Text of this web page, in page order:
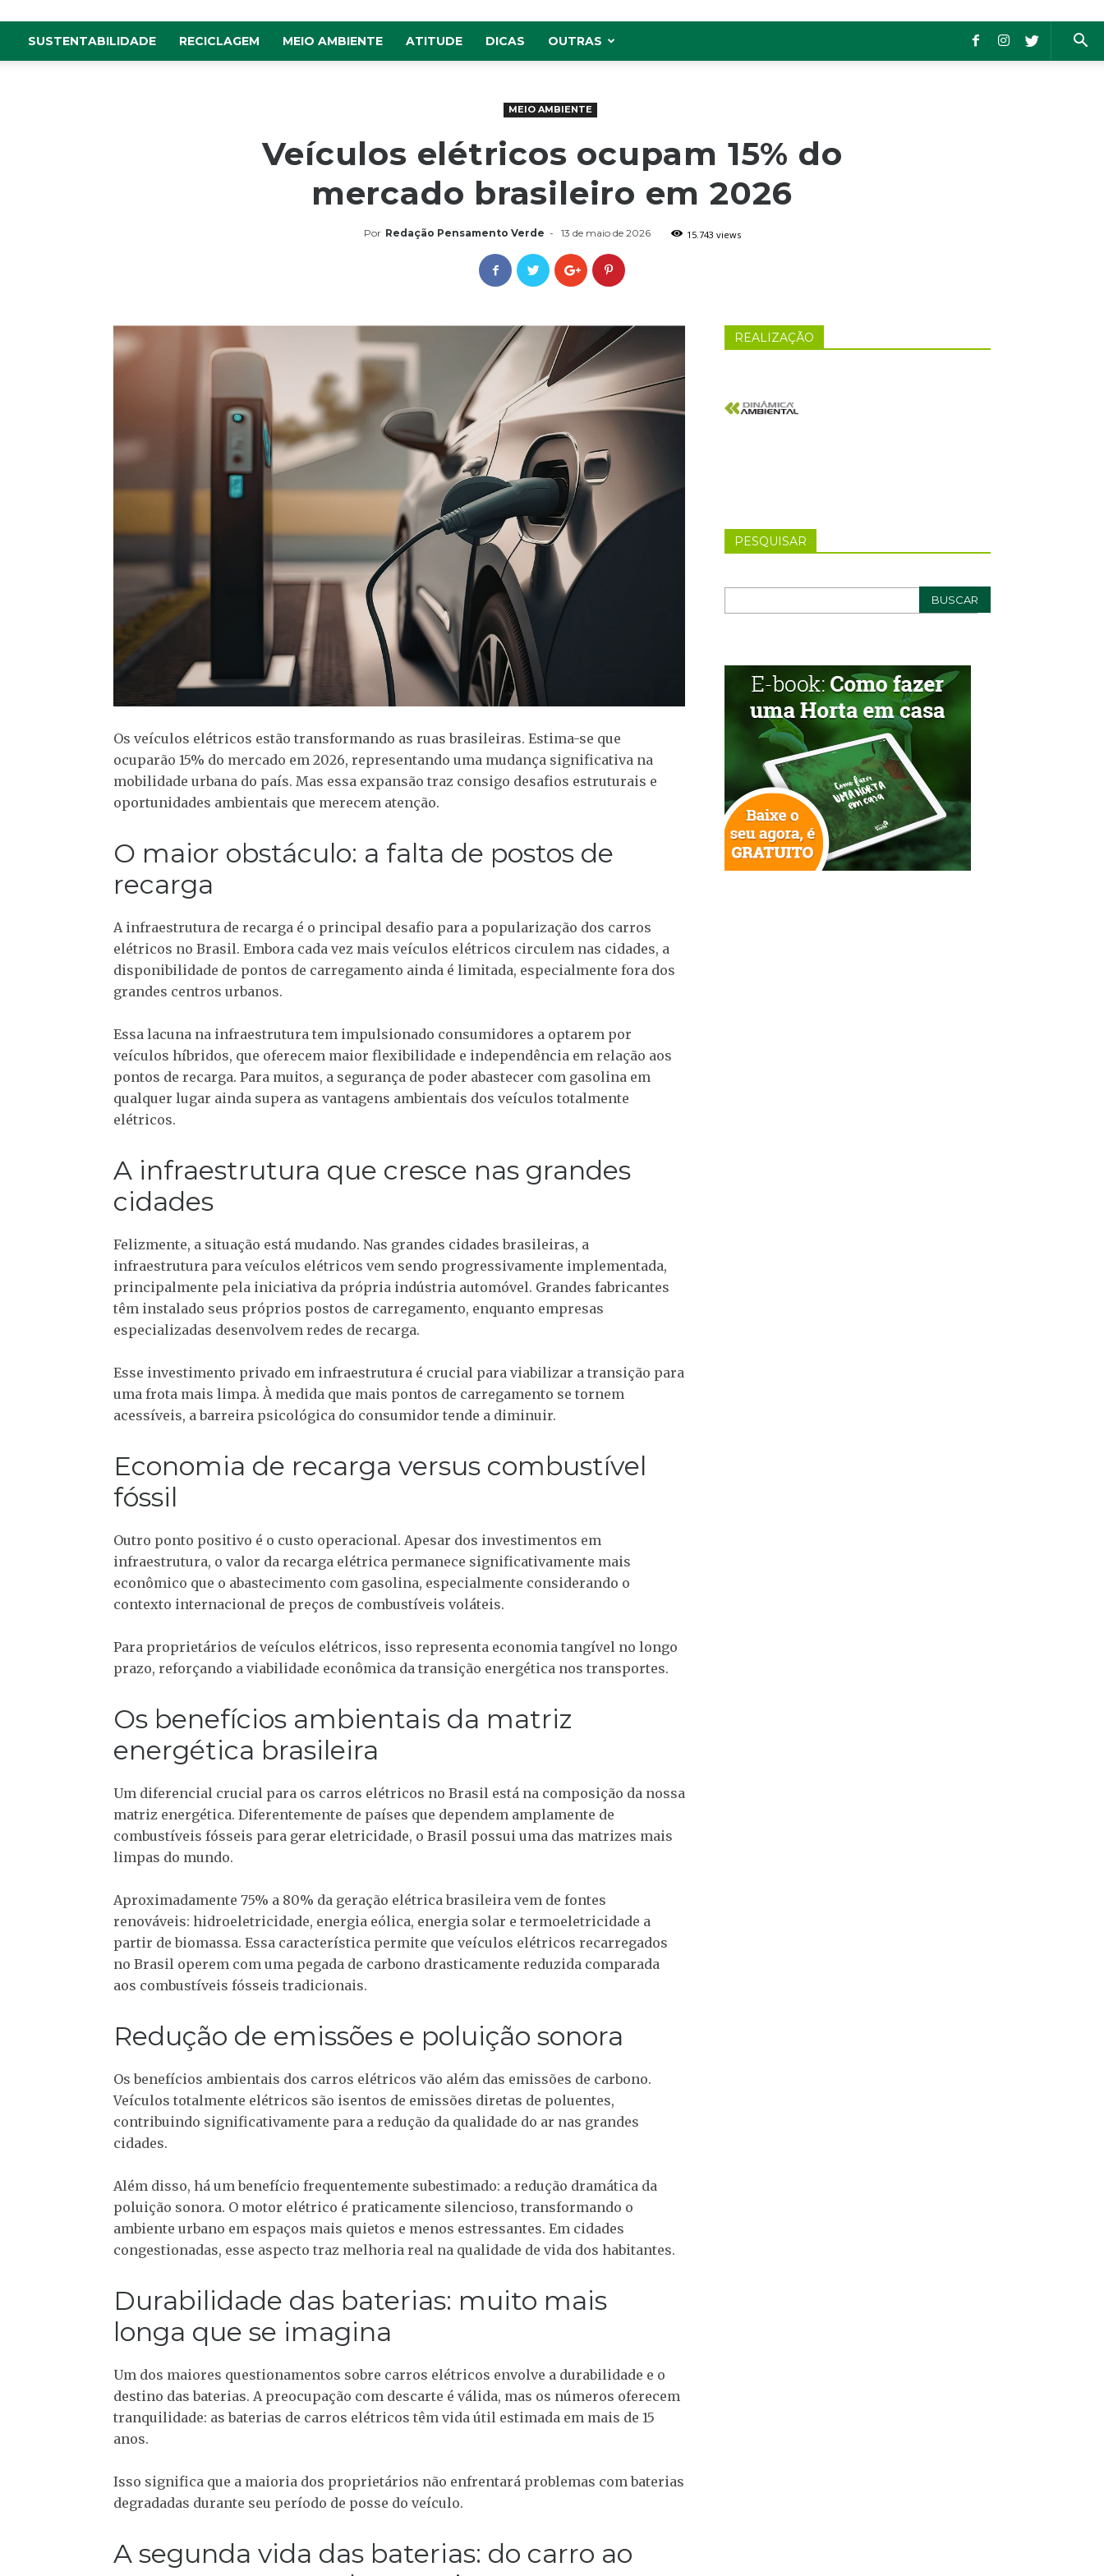
SUSTENTABILIDADE RECICLAGEM MEIO AMBIENTE ATITUDE DICAS OUTRAS
MEIO AMBIENTE
Veículos elétricos ocupam 15% do
mercado brasileiro em 2026
Por Redação Pensamento Verde - 13 de maio de 2026 15.743 views
Os veículos elétricos estão transformando as ruas brasileiras. Estima-se que
ocuparão 15% do mercado em 2026, representando uma mudança significativa na
mobilidade urbana do país. Mas essa expansão traz consigo desafios estruturais e
oportunidades ambientais que merecem atenção.
O maior obstáculo: a falta de postos de
recarga
A infraestrutura de recarga é o principal desafio para a popularização dos carros
elétricos no Brasil. Embora cada vez mais veículos elétricos circulem nas cidades, a
disponibilidade de pontos de carregamento ainda é limitada, especialmente fora dos
grandes centros urbanos.
Essa lacuna na infraestrutura tem impulsionado consumidores a optarem por
veículos híbridos, que oferecem maior flexibilidade e independência em relação aos
pontos de recarga. Para muitos, a segurança de poder abastecer com gasolina em
qualquer lugar ainda supera as vantagens ambientais dos veículos totalmente
elétricos.
A infraestrutura que cresce nas grandes
cidades
Felizmente, a situação está mudando. Nas grandes cidades brasileiras, a
infraestrutura para veículos elétricos vem sendo progressivamente implementada,
principalmente pela iniciativa da própria indústria automóvel. Grandes fabricantes
têm instalado seus próprios postos de carregamento, enquanto empresas
especializadas desenvolvem redes de recarga.
Esse investimento privado em infraestrutura é crucial para viabilizar a transição para
uma frota mais limpa. À medida que mais pontos de carregamento se tornem
acessíveis, a barreira psicológica do consumidor tende a diminuir.
Economia de recarga versus combustível
fóssil
Outro ponto positivo é o custo operacional. Apesar dos investimentos em
infraestrutura, o valor da recarga elétrica permanece significativamente mais
econômico que o abastecimento com gasolina, especialmente considerando o
contexto internacional de preços de combustíveis voláteis.
Para proprietários de veículos elétricos, isso representa economia tangível no longo
prazo, reforçando a viabilidade econômica da transição energética nos transportes.
Os benefícios ambientais da matriz
energética brasileira
Um diferencial crucial para os carros elétricos no Brasil está na composição da nossa
matriz energética. Diferentemente de países que dependem amplamente de
combustíveis fósseis para gerar eletricidade, o Brasil possui uma das matrizes mais
limpas do mundo.
Aproximadamente 75% a 80% da geração elétrica brasileira vem de fontes
renováveis: hidroeletricidade, energia eólica, energia solar e termoeletricidade a
partir de biomassa. Essa característica permite que veículos elétricos recarregados
no Brasil operem com uma pegada de carbono drasticamente reduzida comparada
aos combustíveis fósseis tradicionais.
Redução de emissões e poluição sonora
Os benefícios ambientais dos carros elétricos vão além das emissões de carbono.
Veículos totalmente elétricos são isentos de emissões diretas de poluentes,
contribuindo significativamente para a redução da qualidade do ar nas grandes
cidades.
Além disso, há um benefício frequentemente subestimado: a redução dramática da
poluição sonora. O motor elétrico é praticamente silencioso, transformando o
ambiente urbano em espaços mais quietos e menos estressantes. Em cidades
congestionadas, esse aspecto traz melhoria real na qualidade de vida dos habitantes.
Durabilidade das baterias: muito mais
longa que se imagina
Um dos maiores questionamentos sobre carros elétricos envolve a durabilidade e o
destino das baterias. A preocupação com descarte é válida, mas os números oferecem
tranquilidade: as baterias de carros elétricos têm vida útil estimada em mais de 15
anos.
Isso significa que a maioria dos proprietários não enfrentará problemas com baterias
degradadas durante seu período de posse do veículo.
A segunda vida das baterias: do carro ao
REALIZAÇÃO
PESQUISAR